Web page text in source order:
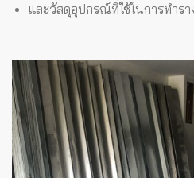
และวัสดุอุปกรณ์ที่ใช้ในการทำรา